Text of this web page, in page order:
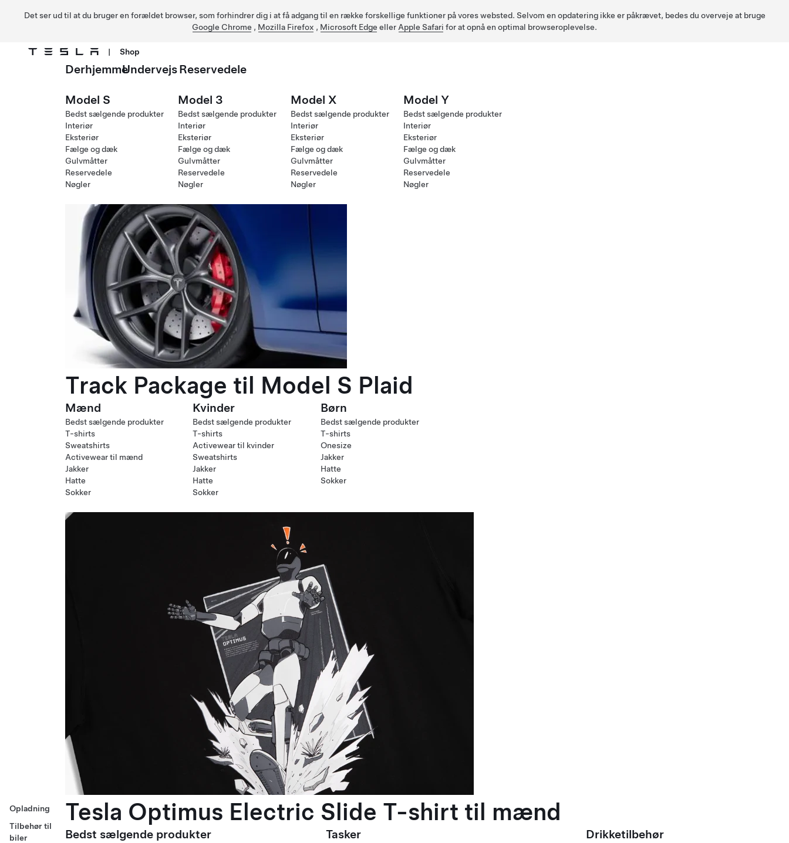
Det ser ud til at du bruger en forældet browser, som forhindrer dig i at få adgang til en række forskellige funktioner på vores websted. Selvom en opdatering ikke er påkrævet, bedes du overveje at bruge
Google Chrome , Mozilla Firefox , Microsoft Edge eller Apple Safari for at opnå en optimal browseroplevelse.
Gå til hovedindhold
| Shop
Opladning
Tilbehør til
biler
DerhjemmeUndervejsReservedele
Model S
Bedst sælgende produkter
Interiør
Eksteriør
Fælge og dæk
Gulvmåtter
Reservedele
Nøgler
Model 3
Bedst sælgende produkter
Interiør
Eksteriør
Fælge og dæk
Gulvmåtter
Reservedele
Nøgler
Model X
Bedst sælgende produkter
Interiør
Eksteriør
Fælge og dæk
Gulvmåtter
Reservedele
Nøgler
Model Y
Bedst sælgende produkter
Interiør
Eksteriør
Fælge og dæk
Gulvmåtter
Reservedele
Nøgler
Track Package til Model S Plaid
Mænd
Bedst sælgende produkter
T-shirts
Sweatshirts
Activewear til mænd
Jakker
Hatte
Sokker
Kvinder
Bedst sælgende produkter
T-shirts
Activewear til kvinder
Sweatshirts
Jakker
Hatte
Sokker
Børn
Bedst sælgende produkter
T-shirts
Onesize
Jakker
Hatte
Sokker
Tesla Optimus Electric Slide T-shirt til mænd
Bedst sælgende produkter Tasker Drikketilbehør